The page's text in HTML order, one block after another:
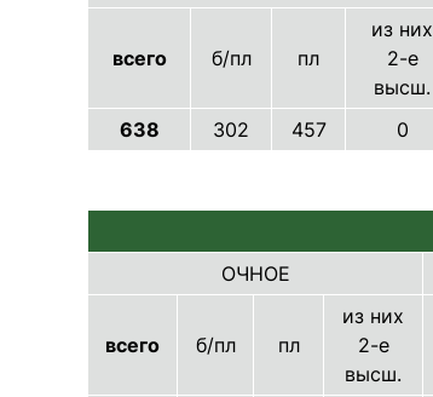
всего б/пл пл
из них
2-е
высш.
638
302 457 0
ОЧНОЕ
всего б/пл пл
из них
2-е
высш.